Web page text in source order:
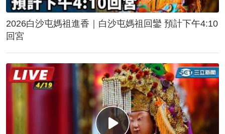
2026白沙屯媽祖進香｜白沙屯媽祖回鑾 預計下午4:10
回宮